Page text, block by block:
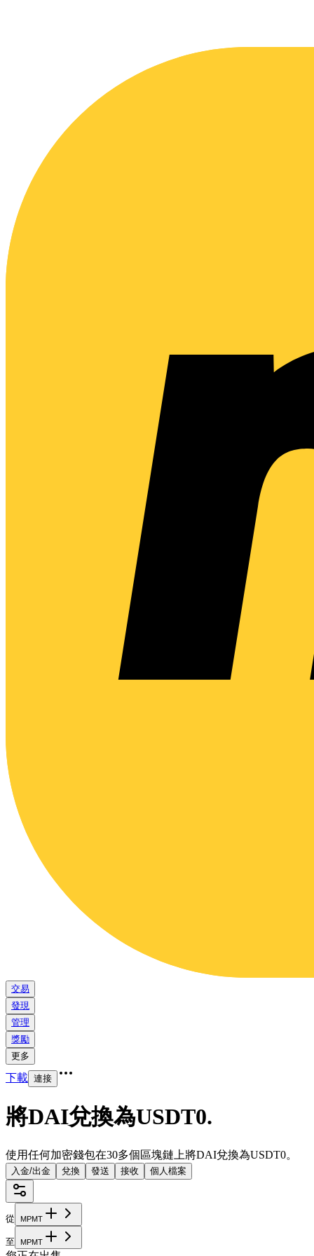
交易
發現
管理
獎勵
更多
下載 連接
將DAI兌換為USDT0.
使用任何加密錢包在30多個區塊鏈上將DAI兌換為USDT0。
入金/出金 兌換 發送 接收 個人檔案
從 MPMT
至 MPMT